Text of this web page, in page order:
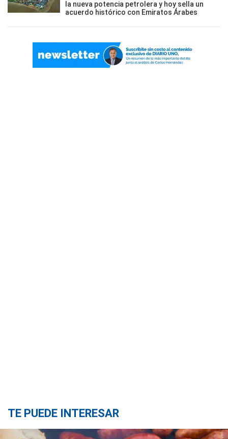
la nueva potencia petrolera y hoy sella un
acuerdo histórico con Emiratos Árabes
TE PUEDE INTERESAR